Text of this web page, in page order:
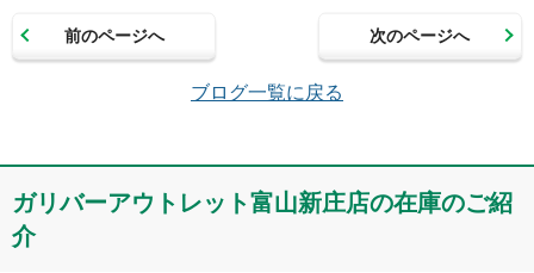
メールアドレス（半角英数）
コメント
前のページへ 次のページへ
ブログ一覧に戻る
ガリバーアウトレット富山新庄店の在庫のご紹
介